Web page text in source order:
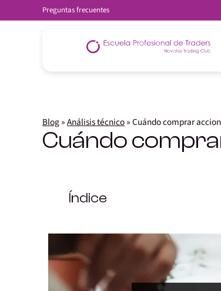
Preguntas frecuentes
Blog»Análisis técnico»Cuándo comprar
Cuándo
Índice